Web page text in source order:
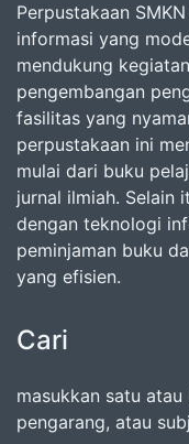
Perpustakaan
informasi yang
mendukung
pengembangan
fasilitas yang
perpustakaan ini
mulai dari buku
jurnal ilmiah. Selain
dengan teknologi
peminjaman buku
yang efisien.
Cari
masukkan satu
pengarang, atau